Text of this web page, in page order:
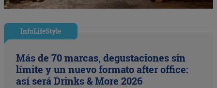
InfoLifeStyle
Más de 70 marcas, degustaciones sin
límite y un nuevo formato after office:
así será Drinks & More 2026